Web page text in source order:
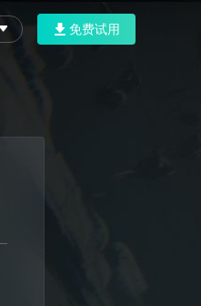
免费试用